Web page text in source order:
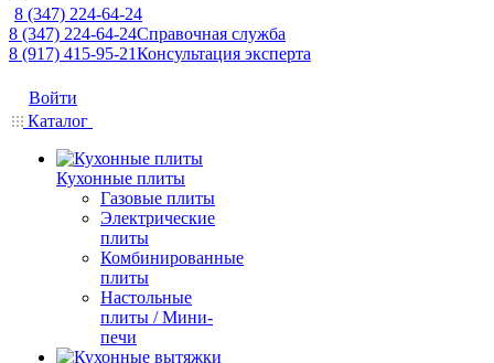
8 (347) 224-64-24
8 (347) 224-64-24Справочная служба
8 (917) 415-95-21Консультация эксперта
Войти
Каталог
Кухонные плиты
Газовые плиты
Электрические
плиты
Комбинированные
плиты
Настольные
плиты / Мини-
печи